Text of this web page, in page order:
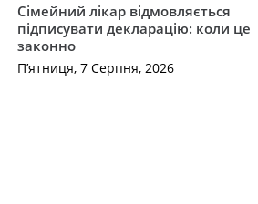
Сімейний лікар відмовляється
підписувати декларацію: коли це
законно
П’ятниця, 7 Серпня, 2026